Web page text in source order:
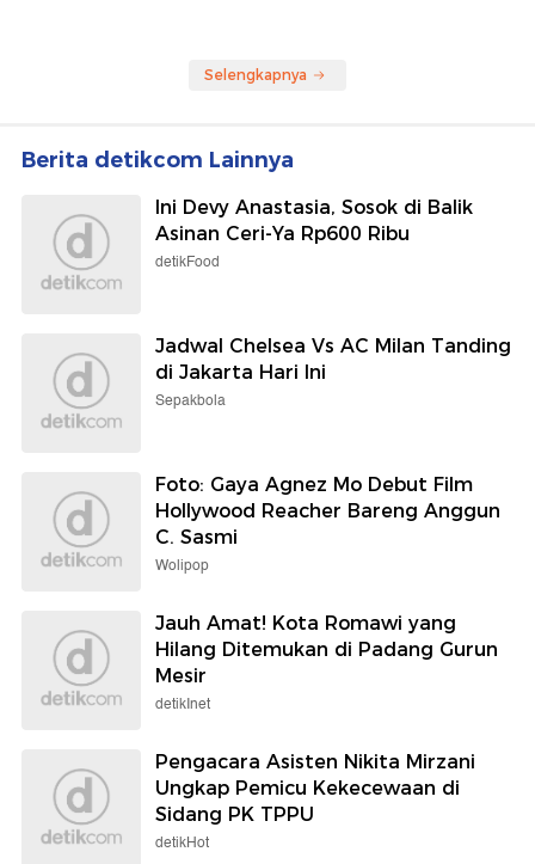
Selengkapnya
Berita detikcom Lainnya
Ini Devy Anastasia, Sosok di Balik
Asinan Ceri-Ya Rp600 Ribu
detikFood
Jadwal Chelsea Vs AC Milan Tanding
di Jakarta Hari Ini
Sepakbola
Foto: Gaya Agnez Mo Debut Film
Hollywood Reacher Bareng Anggun
C. Sasmi
Wolipop
Jauh Amat! Kota Romawi yang
Hilang Ditemukan di Padang Gurun
Mesir
detikInet
Pengacara Asisten Nikita Mirzani
Ungkap Pemicu Kekecewaan di
Sidang PK TPPU
detikHot